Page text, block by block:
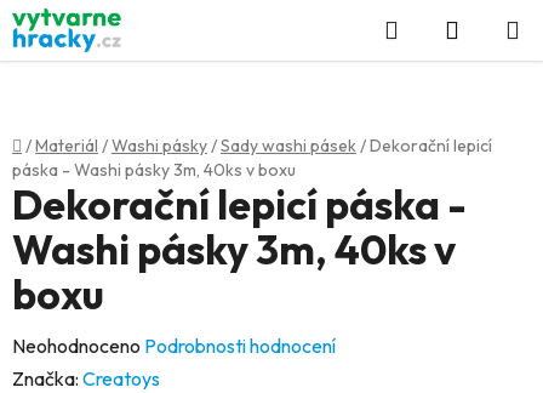
Přejít
na
obsah
Hledat
KOŠÍK
Domů
/Materiál /Washi pásky/Sady washi pásek/Dekorační lepicí
páska - Washi pásky 3m, 40ks v boxu
Dekorační lepicí páska -
Washi pásky 3m, 40ks v
boxu
Průměrné
hodnocení
Neohodnoceno Podrobnosti hodnocení
Značka: Creatoys